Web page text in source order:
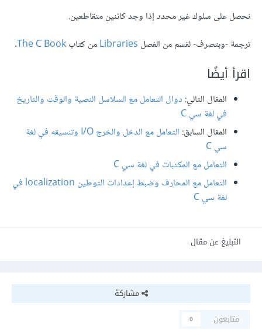
نحصل على سلوك غير محدد إذا وجد كائنين متقاطعين.
ترجمة -وبتصرف- لقسم من الفصل Librariesمن كتابThe C Book
.
اقرأ أيضًا
المقال التالي: دوال التعامل مع السلاسل النصية والوقت والتاريخ
في لغة سي C
المقال السابق:
التعامل مع الدخل والخرج I/O وتنسيقه في لغة
سي C
التعامل مع المكتبات في لغة سي C
التعامل مع المحارف وضبط إعدادات التوطين localization في
لغة سي C
التبليغ عن مقال
مشاركة
متابعون
0